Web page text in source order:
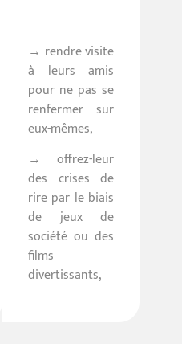
→ rendre visite
à leurs amis
pour ne pas se
renfermer sur
eux-mêmes,
→ offrez-leur
des crises de
rire par le biais
de jeux de
société ou des
films
divertissants,